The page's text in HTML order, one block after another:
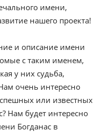
имени,
нашего проекта!
и описание имени
с таким именем,
у них судьба,
очень интересно
или известных
Нам будет интересно
Богданас в